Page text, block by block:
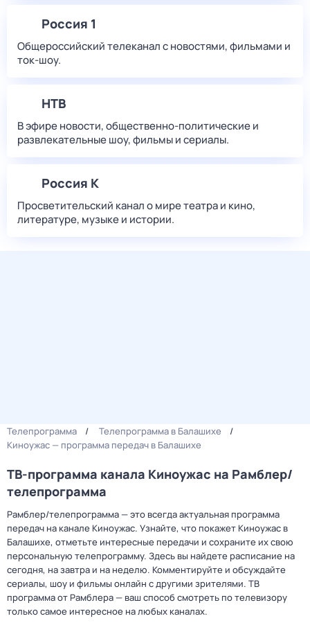
Россия 1
Общероссийский телеканал с новостями, фильмами и
ток-шоу.
НТВ
В эфире новости, общественно-политические и
развлекательные шоу, фильмы и сериалы.
Россия К
Просветительский канал о мире театра и кино,
литературе, музыке и истории.
Телепрограмма
Телепрограмма в Балашихе
Киноужас — программа передач в Балашихе
ТВ-программа канала Киноужас на Рамблер/
телепрограмма
Рамблер/телепрограмма — это всегда актуальная программа
передач на канале Киноужас. Узнайте, что покажет Киноужас в
Балашихе, отметьте интересные передачи и сохраните их свою
персональную телепрограмму. Здесь вы найдете расписание на
сегодня, на завтра и на неделю. Комментируйте и обсуждайте
сериалы, шоу и фильмы онлайн с другими зрителями. ТВ
программа от Рамблера — ваш способ смотреть по телевизору
только самое интересное на любых каналах.